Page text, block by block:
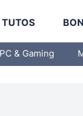
TUTOS
PC & Gaming